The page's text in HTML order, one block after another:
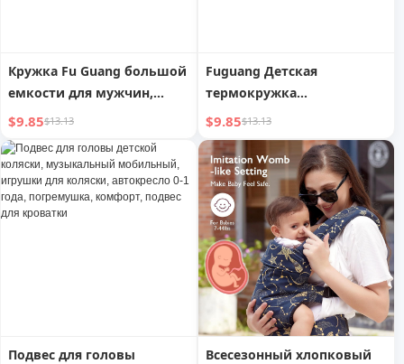
Кружка Fu Guang большой
емкости для мужчин,
спортивный чайник,
летние бочки, тонны,
женская кружка, бутылка
для воды, большая
животная кружка, бочка
$9.85$13.13
Fuguang Детская
термокружка
Специальная школьная
чашка для воды для
учеников начальной
школы Чашка с
соломинкой для
мальчиков и девочек
Детский сад Милая
бутылка для воды
$9.85$13.13
Подвес для головы
Всесезонный хлопковый